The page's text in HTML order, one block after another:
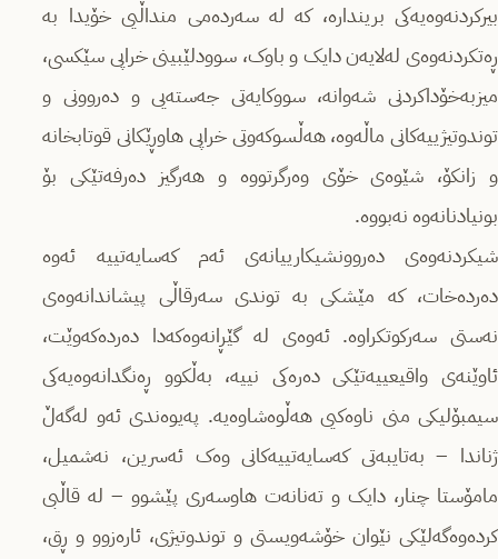
بیركردنه‌وه‌یه‌كی برینداره،‌ کە لە سەردەمی منداڵیی خۆیدا بە
ڕه‌تكردنه‌وه‌ی له‌لایه‌ن دایک و باوک، سوودلێبینی خراپی سێکسی،
میزبه‌خۆداكردنی شه‌وانه‌، سووکایەتی جەستەیی و دەروونی و
توندوتیژییه‌كانی ماڵەوە، هه‌ڵسوكه‌وتی خراپی هاوڕێكانی قوتابخانه‌
و زانكۆ، شێوه‌ی خۆی وه‌رگرتووه‌ و هەرگیز دەرفەتێكی بۆ
بونیادنانەوە نەبووە.
شیکردنەوەی دەروونشیکارییانه‌ی ئه‌م کەسایەتییه‌ ئه‌وه‌
دەردەخات، کە مێشکی بە توندی سەرقاڵی پیشاندانه‌وه‌ی
نه‌ستی سه‌ركوتکراوە. ئەوەی لە گێڕانەوەكه‌دا دەردەکەوێت،
ئاوێنەی واقیعییه‌تێكی دەرەكی نییه‌، بەڵکوو ڕەنگدانەوەیەکی
سیمبۆلیكی منی ناوه‌كیی هه‌ڵوه‌شاوه‌یه‌. پەیوەندی ئەو لەگەڵ
ژناندا – بەتایبەتی کەسایەتییەکانی وەک ئەسرین، نەشمیل،
مامۆستا چنار، دایک و تەنانەت هاوسەری پێشوو – لە قاڵبی
کرده‌وه‌گه‌لێكی نێوان خۆشەویستی و توندوتیژی، ئارەزوو و ڕق،